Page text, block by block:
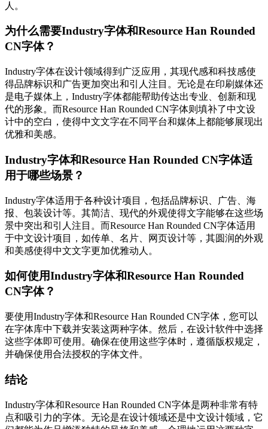
人。
为什么需要Industry字体和Resource Han Rounded
CN字体？
Industry字体在设计领域得到广泛应用，其现代感和科技感使
得品牌标识和广告更加突出和引人注目。无论是在印刷媒体还
是电子媒体上，Industry字体都能帮助传达出专业、创新和现
代的形象。而Resource Han Rounded CN字体则填补了中文设
计中的空白，使得中文文字在不同平台和媒体上都能够展现出
优雅和美感。
Industry字体和Resource Han Rounded CN字体适
用于哪些场景？
Industry字体适用于各种设计项目，包括品牌标识、广告、海
报、包装设计等。其简洁、现代的外观使得文字能够在这些场
景中突出和引人注目。而Resource Han Rounded CN字体适用
于中文设计项目，如传单、名片、网页设计等，其圆润的外观
和美感使得中文文字更加优雅动人。
如何使用Industry字体和Resource Han Rounded
CN字体？
要使用Industry字体和Resource Han Rounded CN字体，您可以
在字体库中下载并安装这两种字体。然后，在设计软件中选择
这些字体即可使用。确保在使用这些字体时，遵循版权规定，
并确保使用合法授权的字体文件。
结论
Industry字体和Resource Han Rounded CN字体是两种非常有特
点和吸引力的字体。无论是在设计领域还是中文设计领域，它